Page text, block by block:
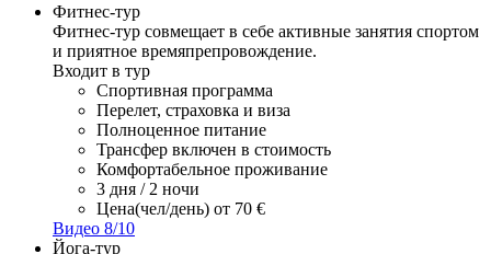
Фитнес-тур
Фитнес-тур совмещает в себе активные занятия спортом
и приятное времяпрепровождение.
Входит в тур
Спортивная программа
Перелет, страховка и виза
Полноценное питание
Трансфер включен в стоимость
Комфортабельное проживание
3 дня / 2 ночи
Цена(чел/день) от 70 €
Видео 8/10
Йога-тур